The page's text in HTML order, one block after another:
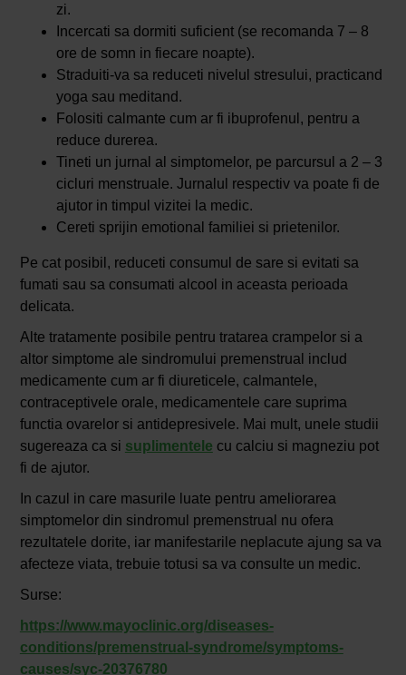
zi.
Incercati sa dormiti suficient (se recomanda 7 – 8
ore de somn in fiecare noapte).
Straduiti-va sa reduceti nivelul stresului, practicand
yoga sau meditand.
Folositi calmante cum ar fi ibuprofenul, pentru a
reduce durerea.
Tineti un jurnal al simptomelor, pe parcursul a 2 – 3
cicluri menstruale. Jurnalul respectiv va poate fi de
ajutor in timpul vizitei la medic.
Cereti sprijin emotional familiei si prietenilor.
Pe cat posibil, reduceti consumul de sare si evitati sa
fumati sau sa consumati alcool in aceasta perioada
delicata.
Alte tratamente posibile pentru tratarea crampelor si a
altor simptome ale sindromului premenstrual includ
medicamente cum ar fi diureticele, calmantele,
contraceptivele orale, medicamentele care suprima
functia ovarelor si antidepresivele. Mai mult, unele studii
sugereaza ca si suplimentele cu calciu si magneziu pot
fi de ajutor.
In cazul in care masurile luate pentru ameliorarea
simptomelor din sindromul premenstrual nu ofera
rezultatele dorite, iar manifestarile neplacute ajung sa va
afecteze viata, trebuie totusi sa va consulte un medic.
Surse:
https://www.mayoclinic.org/diseases-
conditions/premenstrual-syndrome/symptoms-
causes/syc-20376780